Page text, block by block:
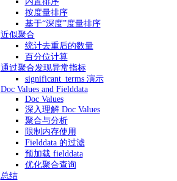
按度量排序
基于“深度”度量排序
近似聚合
统计去重后的数量
百分位计算
通过聚合发现异常指标
significant_terms 演示
Doc Values and Fielddata
Doc Values
深入理解 Doc Values
聚合与分析
限制内存使用
Fielddata 的过滤
预加载 fielddata
优化聚合查询
总结